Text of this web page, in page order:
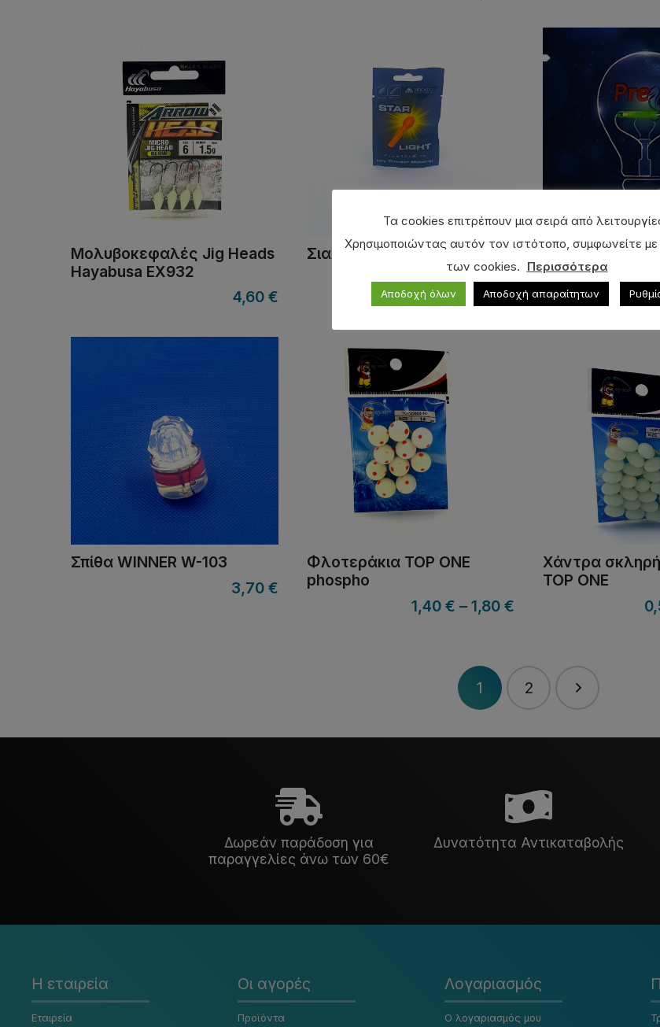
Μολυβοκεφαλές Jig Heads
Hayabusa EX932
4,60 €
Σιαλουμ MIKADO
0,50€
Σιαλουμ
Σπίθα WINNER W-103
3,70 €
Φλοτεράκια TOP ONE
phospho
1,40 € – 1,80 €
Χάντρα
TOP ONE
1 2
Δωρεάν παράδοση για
παραγγελίες άνω των 60€
Δυνατότητα Αντικαταβολής
Η εταιρεία
Εταιρεία
Οι αγορές
Προϊόντα
Λογαριασμός
Ο λογαριασμός μου
Τα cookies επιτρέπουν μια σειρά από
Χρησιμοποιώντας αυτόν τον ιστότοπο, συμφωνείτε
των cookies. Περισσότερα
Αποδοχή όλων Αποδοχή απαραίτητων